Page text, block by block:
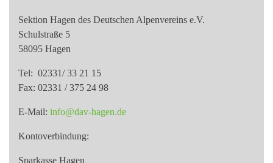
Sektion Hagen des Deutschen Alpenvereins e.V.
Schulstraße 5
58095 Hagen
Tel: 02331/ 33 21 15
Fax: 02331 / 375 24 98
E-Mail: info@dav-hagen.de
Kontoverbindung:
Sparkasse Hagen